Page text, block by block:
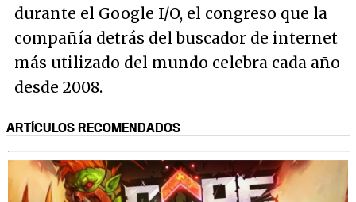
durante el Google I/O, el congreso que la
compañía detrás del buscador de internet
más utilizado del mundo celebra cada año
desde 2008.
ARTÍCULOS RECOMENDADOS